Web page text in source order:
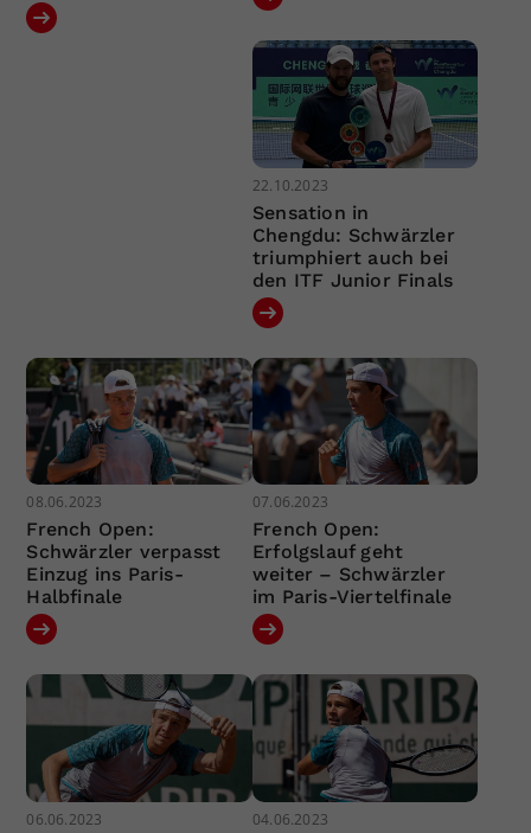
22.10.2023
Sensation in
Chengdu: Schwärzler
triumphiert auch bei
den ITF Junior Finals
08.06.2023
French Open:
Schwärzler verpasst
Einzug ins Paris-
Halbfinale
07.06.2023
French Open:
Erfolgslauf geht
weiter – Schwärzler
im Paris-Viertelfinale
06.06.2023 04.06.2023